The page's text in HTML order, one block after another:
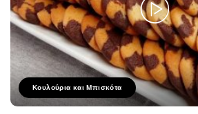
Κουλούρια και Μπισκότα